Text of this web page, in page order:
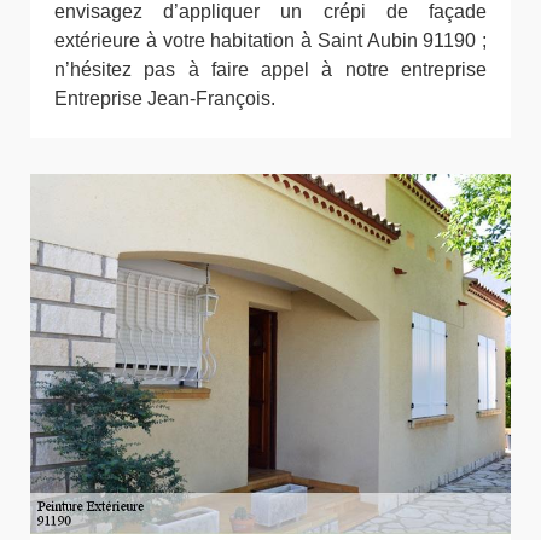
envisagez d’appliquer un crépi de façade
extérieure à votre habitation à Saint Aubin 91190 ;
n’hésitez pas à faire appel à notre entreprise
Entreprise Jean-François.